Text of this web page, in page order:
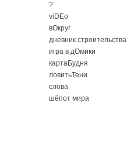
?
viDEo
вОкруг
дневник строительства
игра в дОмики
картаБудня
ловитьТени
слова
шёпот мира